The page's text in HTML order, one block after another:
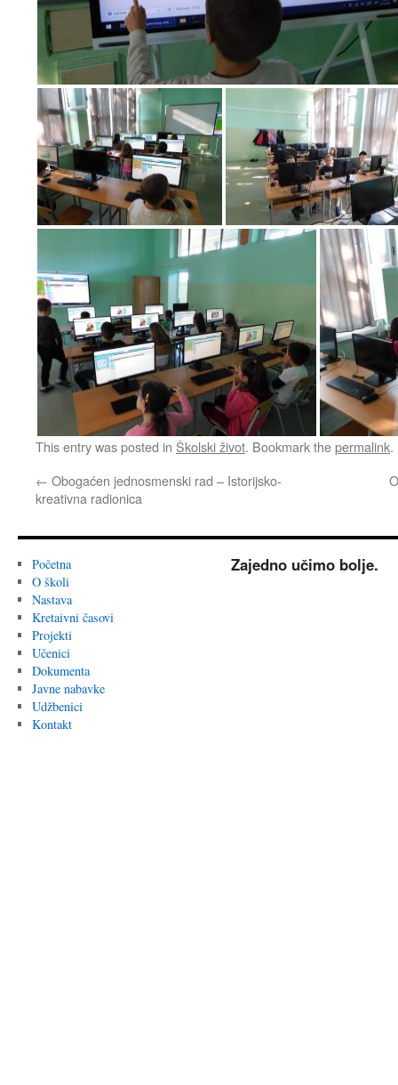
This entry was posted in Školski život. Bookmark thepermalink.
← Obogaćen jednosmenski rad – Istorijsko-
kreativna radionica
Početna
O školi
Nastava
Kretaivni časovi
Projekti
Učenici
Dokumenta
Javne nabavke
Udžbenici
Kontakt
Zajedno učimo bolje.